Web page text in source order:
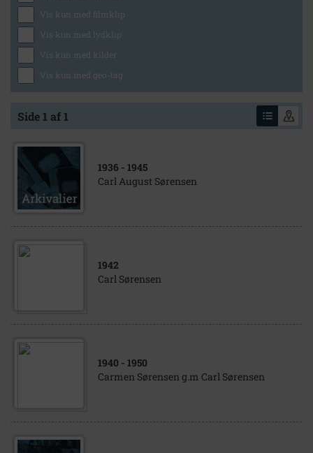
Vis kun med filmklip
Vis kun med lydklip
Vis kun med kilder
Vis kun med geo-tag
Side 1 af 1
1936 - 1945
Carl August Sørensen
1942
Carl Sørensen
1940 - 1950
Carmen Sørensen g.m Carl Sørensen